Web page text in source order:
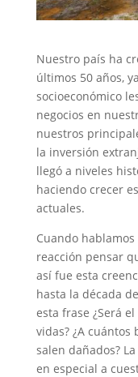
Nuestro país ha
últimos 50 años,
socioeconómico
negocios en
nuestros
la inversión
llegó a niveles
haciendo crecer
actuales.
Cuando
reacción pensar
así fue esta
hasta la década
esta frase ¿Será
vidas? ¿A cuántos
salen dañados?
en especial a